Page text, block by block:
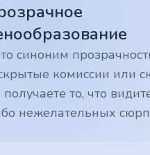
синоним
комиссии или
то, что
нежелательных